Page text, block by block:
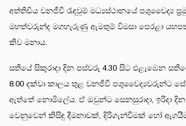
අත්තිඩිය වනජීවී රැඳවුම් මධ්‍යස්ථානයේ පශුවෛද්‍ය
මහත්වරුන්ද මගහැරුණු ඇමතුම් විමසා පෙරළා යහපත්
කිව මනාය.
සතියේ සිකුරාදා දින පස්වරු 4.30 සිට එළැඹෙන
8.00 දක්වා කාලය තුළ වනජීවී පශුවෛද්‍යවරුන්ට
ඇත්තේ නොමිලේය. ඒ ඔවුන්ට සෙනසුරාදා, ඉරිදා
වෙනුවෙන් කිසිඳු දීමනාවක්, දිරිගැන්වීමක් හෝ